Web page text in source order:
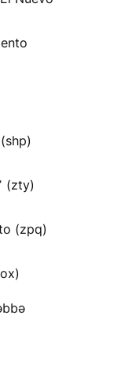
(zty)
(zpq)